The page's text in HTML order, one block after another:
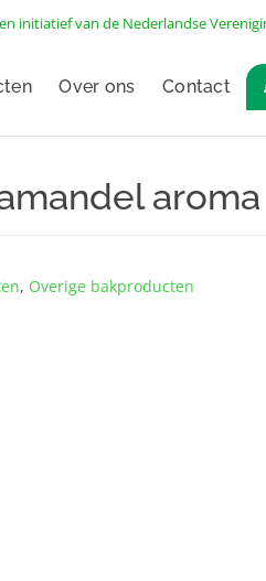
initiatief van de Nederlandse
Over ons Contact
aroma
, Overige bakproducten